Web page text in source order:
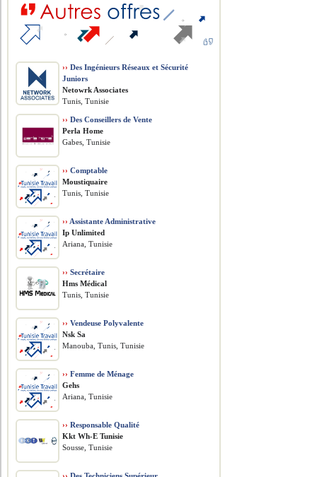
›› Des Ingénieurs Réseaux et Sécurité
Juniors
Netowrk Associates
Tunis, Tunisie
›› Des Conseillers de Vente
Perla Home
Gabes, Tunisie
›› Comptable
Moustiquaire
Tunis, Tunisie
›› Assistante Administrative
Ip Unlimited
Ariana, Tunisie
›› Secrétaire
Hms Médical
Tunis, Tunisie
›› Vendeuse Polyvalente
Nsk Sa
Manouba, Tunis, Tunisie
›› Femme de Ménage
Gehs
Ariana, Tunisie
›› Responsable Qualité
Kkt Wh-E Tunisie
Sousse, Tunisie